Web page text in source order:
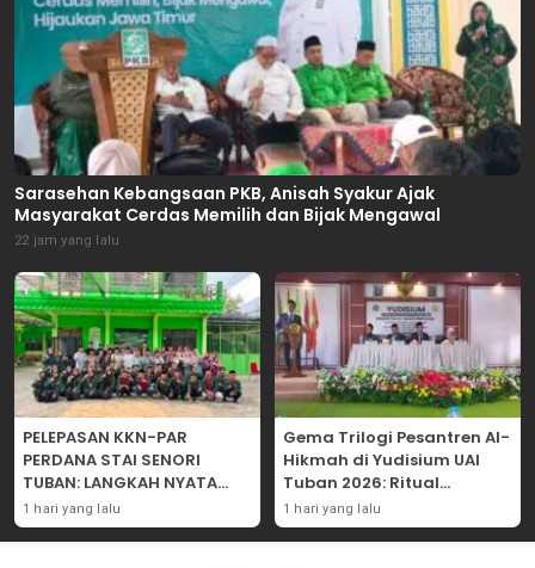
Sarasehan Kebangsaan PKB, Anisah Syakur Ajak
Masyarakat Cerdas Memilih dan Bijak Mengawal
22 jam yang lalu
PELEPASAN KKN-PAR
PERDANA STAI SENORI
TUBAN: LANGKAH NYATA
PENGABDIAN KEPADA
MASYARAKAT
1 hari yang lalu
Gema Trilogi Pesantren Al-
Hikmah di Yudisium UAI
Tuban 2026: Ritual
Pelepasan Lulusan yang
Adatif Laksana “Dhamir
1 hari yang lalu